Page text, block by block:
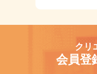
クリ
会員登